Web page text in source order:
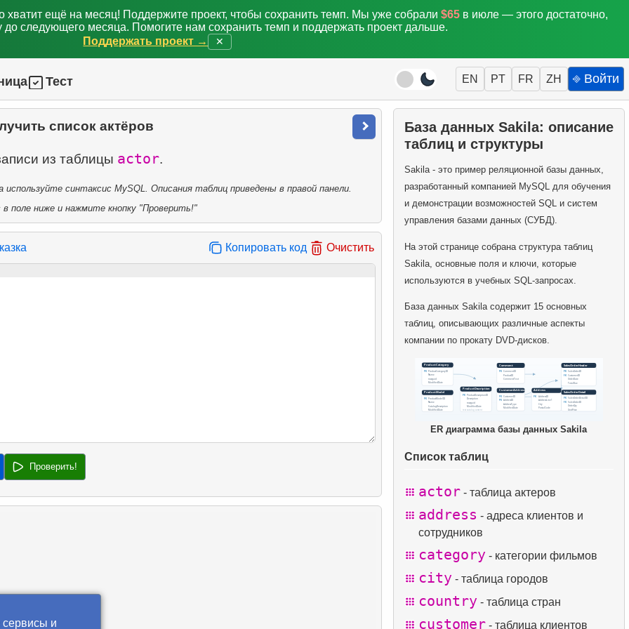
хватит ещё на месяц! Поддержите проект, чтобы сохранить темп. Мы уже собрали $65 в июле — этого достаточно,
до следующего месяца. Помогите нам сохранить темп и поддержать проект дальше.
Поддержать проект →
✕
Тест EN PT FR ZH ⎆ Войти
список актёров
из таблицы actor
синтаксис MySQL. Описания таблиц приведены в правой панели.
поле ниже и нажмите кнопку "Проверить!"
Копировать код Очистить
Проверить!
База данных Sakila: описание
таблиц и структуры
Sakila - это пример реляционной базы данных,
разработанный компанией MySQL для обучения
и демонстрации возможностей SQL и систем
управления базами данных (СУБД).
На этой странице собрана структура таблиц
Sakila, основные поля и ключи, которые
используются в учебных SQL-запросах.
База данных Sakila содержит 15 основных
таблиц, описывающих различные аспекты
компании по прокату DVD-дисков.
ER диаграмма базы данных Sakila
Список таблиц
actor - таблица актеров
address - адреса клиентов и
сотрудников
category - категории фильмов
city - таблица городов
country - таблица стран
customer - таблица клиентов
сервисы и